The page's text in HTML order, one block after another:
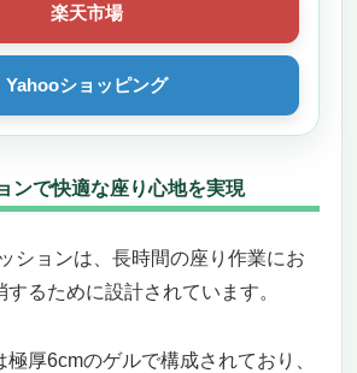
楽天市場
Yahooショッピング
ンで快適な座り心地を実現
ションは、長時間の座り作業にお
るために設計されています。
厚6cmのゲルで構成されており、